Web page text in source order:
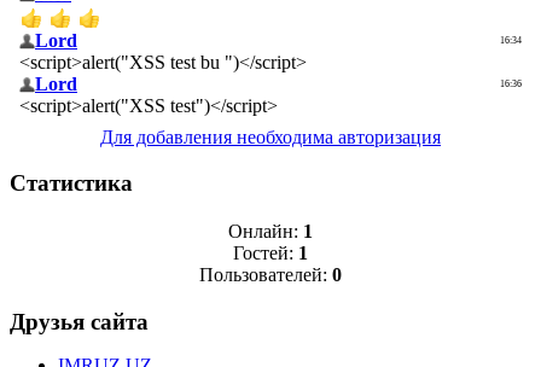
Для добавления необходима авторизация
Статистика
Онлайн: 1
Гостей: 1
Пользователей: 0
Друзья сайта